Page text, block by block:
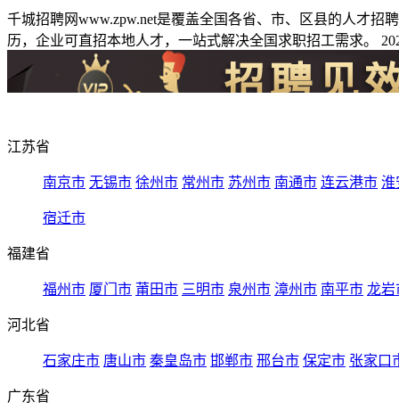
千城招聘网www.zpw.net是覆盖全国各省、市、区县的人才
历，企业可直招本地人才，一站式解决全国求职招工需求。
江苏省
南京市 无锡市 徐州市 常州市 苏州市 南通市 连云港市 淮
宿迁市
福建省
福州市 厦门市 莆田市 三明市 泉州市 漳州市 南平市 龙岩
河北省
石家庄市 唐山市 秦皇岛市 邯郸市 邢台市 保定市 张家口
广东省